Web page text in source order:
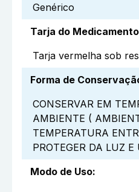
Genérico
Tarja do Medicamento
Tarja vermelha sob
Forma de
CONSERVAR EM
AMBIENTE (
TEMPERATURA
PROTEGER DA LUZ E
Modo de Uso: